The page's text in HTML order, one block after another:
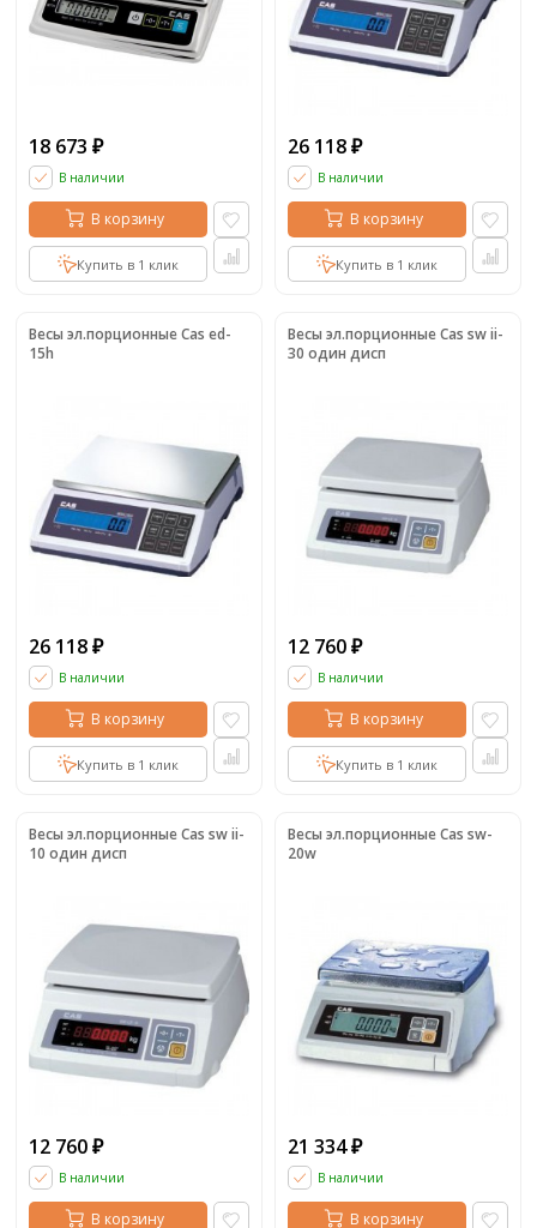
18 673 ₽
В наличии
В корзину
Купить в 1 клик
26 118 ₽
В наличии
В корзину
Купить в 1 клик
Весы эл.порционные Cas ed-
15h
26 118 ₽
В наличии
В корзину
Купить в 1 клик
Весы эл.порционные Cas sw ii-
30 один дисп
12 760 ₽
В наличии
В корзину
Купить в 1 клик
Весы эл.порционные Cas sw ii-
10 один дисп
12 760 ₽
В наличии
В корзину
Весы эл.порционные Cas sw-
20w
21 334 ₽
В наличии
В корзину